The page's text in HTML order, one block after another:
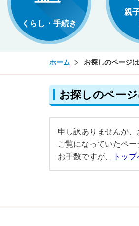
くらし・手続き
親
ホーム お探しのページ
お探しのペー
申し訳ありませんが
ご覧になっていたペ
お手数ですが、
トッ